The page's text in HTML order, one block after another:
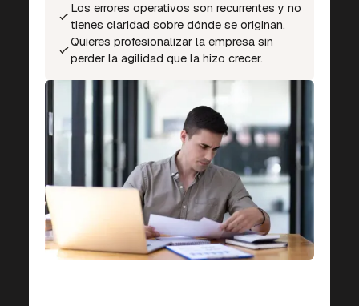
Los errores operativos son recurrentes y no
tienes claridad sobre dónde se originan.
Quieres profesionalizar la empresa sin
perder la agilidad que la hizo crecer.